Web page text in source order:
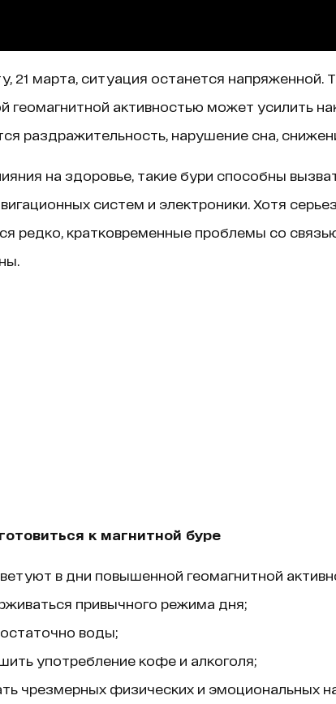
21 марта, ситуация останется напряженной.
геомагнитной активностью может усилить
раздражительность, нарушение сна,
на здоровье, такие бури способны
систем и электроники. Хотя
редко, кратковременные проблемы со
к магнитной буре
в дни повышенной геомагнитной
привычного режима дня;
воды;
употребление кофе и алкоголя;
чрезмерных физических и эмоциональных